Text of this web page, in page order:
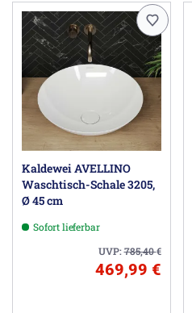
Kaldewei AVELLINO
Waschtisch-Schale 3205,
Ø 45 cm
Sofort lieferbar
UVP:785,40€
469,99 €